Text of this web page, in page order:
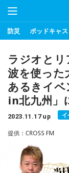
防災 ポッドキャス
ラジオと
波を使った
あるきイ
in北九州」
2023.11.17 up イ
提供：CROSS FM